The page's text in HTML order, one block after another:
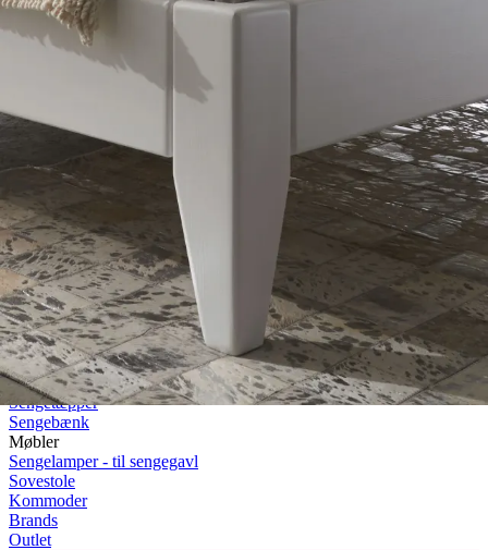
Rullemadrasser 140x200
Rullemadrasser 120x200
Rullemadrasser 90x200
Se flere størrelser
Vælg efter størrelse
2-personers sovesofaer
3-personers sovesofaer
Vælg efter funktion
Sovesofaer med opbevaring
Sovesofaer med chaiselong
Tilbehør
Til sengen
Sengegavle
Sengebunde
Sengeben
Til soveværelset
Sengeborde
Pyntepuder
Sengetæpper
Sengebænk
Møbler
Sengelamper - til sengegavl
Sovestole
Kommoder
Brands
Outlet